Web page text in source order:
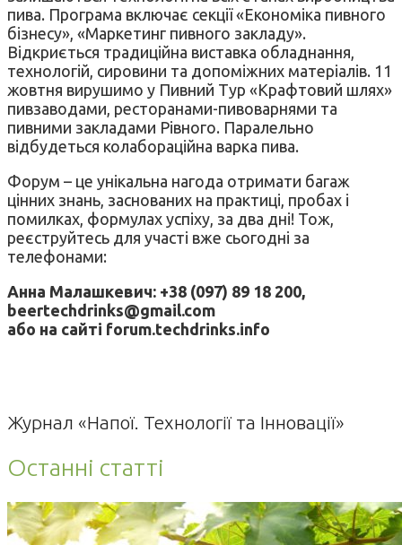
пива. Програма включає секції «Економіка пивного
бізнесу», «Маркетинг пивного закладу».
Відкриється традиційна виставка обладнання,
технологій, сировини та допоміжних матеріалів. 11
жовтня вирушимо у Пивний Тур «Крафтовий шлях»
пивзаводами, ресторанами-пивоварнями та
пивними закладами Рівного. Паралельно
відбудеться колабораційна варка пива.
Форум – це унікальна нагода отримати багаж
цінних знань, заснованих на практиці, пробах і
помилках, формулах успіху, за два дні! Тож,
реєструйтесь для участі вже сьогодні за
телефонами:
Анна Малашкевич: +38 (097) 89 18 200,
beertechdrinks@gmail.com
або на сайті forum.techdrinks.info
Журнал «Напої. Технології та Інновації»
Останні статті